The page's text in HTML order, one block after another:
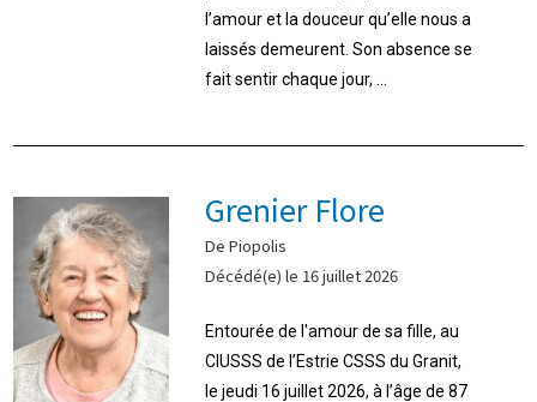
l’amour et la douceur qu’elle nous a
laissés demeurent. Son absence se
fait sentir chaque jour, ...
Grenier Flore
De Piopolis
Décédé(e) le 16 juillet 2026
Entourée de l'amour de sa fille, au
CIUSSS de l’Estrie CSSS du Granit,
le jeudi 16 juillet 2026, à l’âge de 87